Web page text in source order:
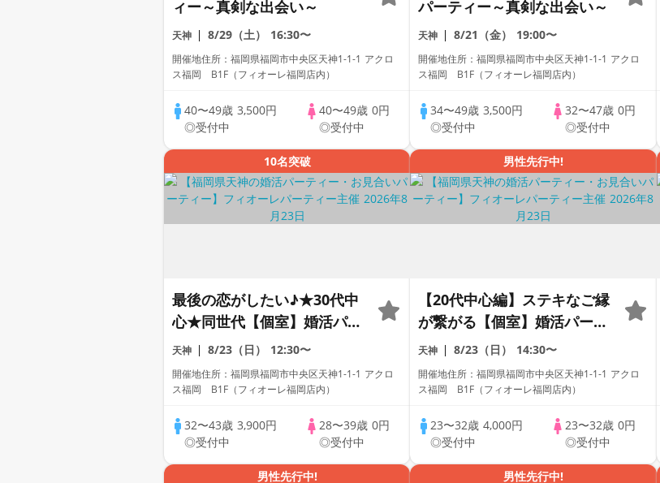
ィー～真剣な出会い～
天神 8/29（土） 16:30〜
開催地住所：福岡県福岡市中央区天神1-1-1 アクロ
ス福岡 B1F（フィオーレ福岡店内）
40〜49歳 3,500円
◎受付中
40〜49歳 0円
◎受付中
パーティー～真剣な出会い～
天神 8/21（金） 19:00〜
開催地住所：福岡県福岡市中央区天神1-1-1 アクロ
ス福岡 B1F（フィオーレ福岡店内）
34〜49歳 3,500円
◎受付中
32〜47歳0円
◎受付中
10名突破
最後の恋がしたい♪★30代中
心★同世代【個室】婚活パー
ティー～真剣な出会い～
天神 8/23（日） 12:30〜
開催地住所：福岡県福岡市中央区天神1-1-1 アクロ
ス福岡 B1F（フィオーレ福岡店内）
32〜43歳 3,900円
◎受付中
28〜39歳 0円
◎受付中
男性先行中!
【20代中心編】ステキなご縁
が繋がる【個室】婚活パーテ
ィー～真剣な出会い～
天神 8/23（日） 14:30〜
開催地住所：福岡県福岡市中央区天神1-1-1 アクロ
ス福岡 B1F（フィオーレ福岡店内）
23〜32歳 4,000円
◎受付中
23〜32歳0円
◎受付中
男性先行中! 男性先行中!